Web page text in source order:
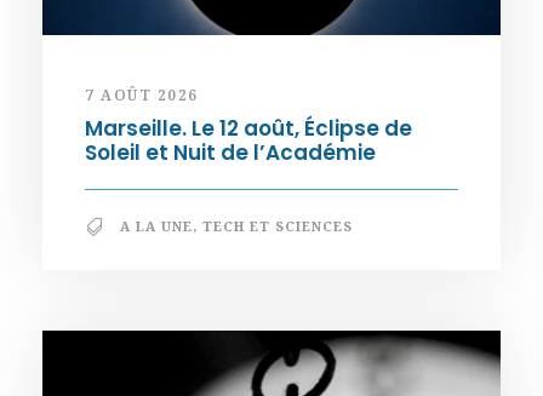
7 AOÛT 2026
Marseille. Le 12 août, Éclipse de
Soleil et Nuit de l’Académie
A LA UNE, TECH ET SCIENCES